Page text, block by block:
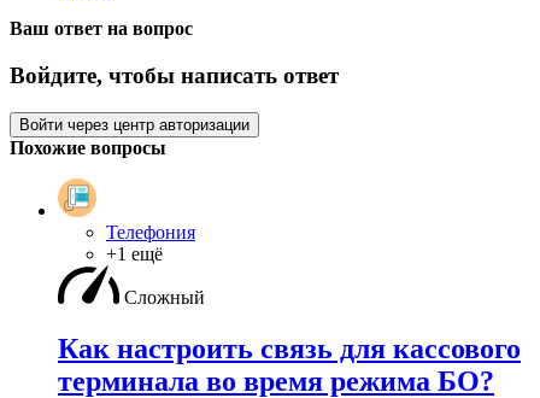
Ваш ответ на вопрос
Войдите, чтобы написать ответ
Войти через центр авторизации
Похожие вопросы
Телефония
+1 ещё
Сложный
Как настроить связь для кассового
терминала во время режима БО?